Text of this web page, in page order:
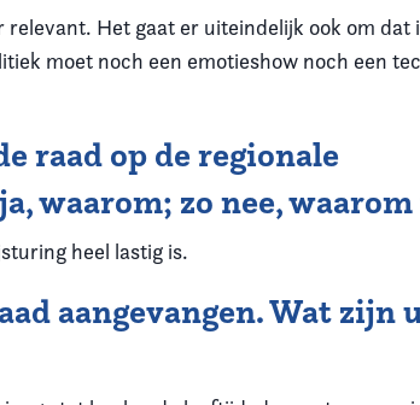
Het gaat er uiteindelijk ook om dat
moet noch een emotieshow noch een
raad op de regionale
waarom; zo nee,
heel lastig is.
aangevangen. Wat zijn